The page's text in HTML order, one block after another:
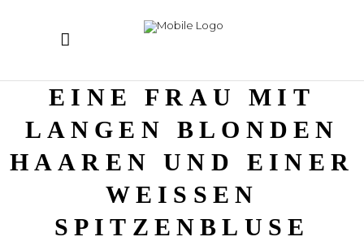
EINE FRAU MIT
LANGEN BLONDEN
HAAREN UND EINER
WEISSEN S
PITZENBLUSE S